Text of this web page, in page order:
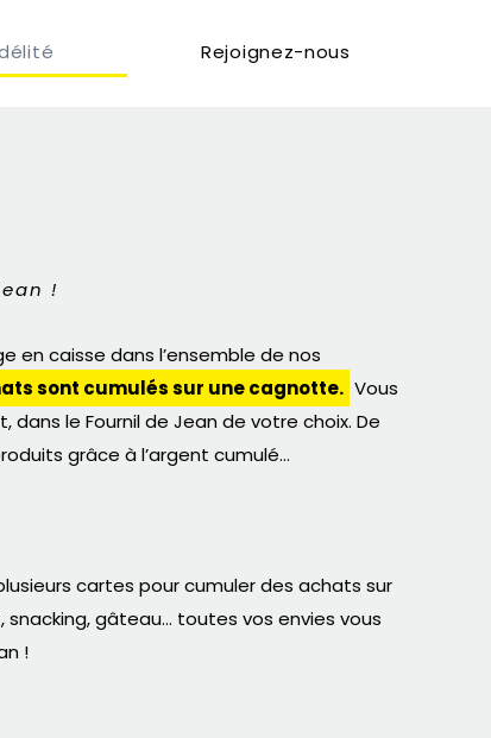
Rejoignez-nous
!
en caisse dans l’ensemble de nos
sont cumulés sur une cagnotte. Vous
le Fournil de Jean de votre choix. De
grâce à l’argent cumulé…
cartes pour cumuler des achats sur
gâteau… toutes vos envies vous
!